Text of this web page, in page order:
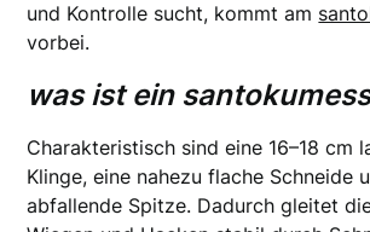
und Kontrolle sucht, kommt am
vorbei.
was ist ein
Charakteristisch sind eine 16–18 cm
Klinge, eine nahezu flache Schneide
abfallende Spitze. Dadurch gleitet